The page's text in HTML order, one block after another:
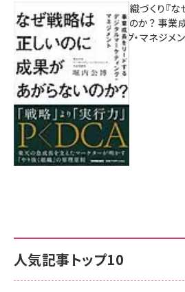
人気記事トップ10
成果を生む組織づくり『
があがらないのか？ 事業
マーケティング・マネジメ
8月7日 10:00